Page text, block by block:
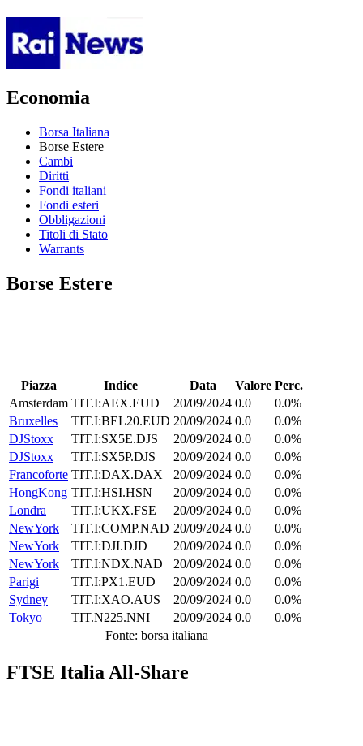
Economia
Borsa Italiana
Borse Estere
Cambi
Diritti
Fondi italiani
Fondi esteri
Obbligazioni
Titoli di Stato
Warrants
Borse Estere
Piazza Indice Data Valore Perc.
Amsterdam TIT.I:AEX.EUD 20/09/2024 0.0
0.0%
Bruxelles
TIT.I:BEL20.EUD 20/09/2024 0.0
0.0%
DJStoxx
TIT.I:SX5E.DJS 20/09/2024 0.0
0.0%
DJStoxx
TIT.I:SX5P.DJS 20/09/2024 0.0
0.0%
Francoforte TIT.I:DAX.DAX 20/09/2024 0.0
0.0%
HongKong TIT.I:HSI.HSN 20/09/2024 0.0
0.0%
Londra
TIT.I:UKX.FSE 20/09/2024 0.0
0.0%
NewYork
TIT.I:COMP.NAD 20/09/2024 0.0
0.0%
NewYork
TIT.I:DJI.DJD 20/09/2024 0.0
0.0%
NewYork
TIT.I:NDX.NAD 20/09/2024 0.0
0.0%
Parigi
TIT.I:PX1.EUD 20/09/2024 0.0
0.0%
Sydney
TIT.I:XAO.AUS 20/09/2024 0.0
0.0%
Tokyo
TIT.N225.NNI 20/09/2024 0.0
0.0%
Fonte: borsa italiana
FTSE Italia All-Share